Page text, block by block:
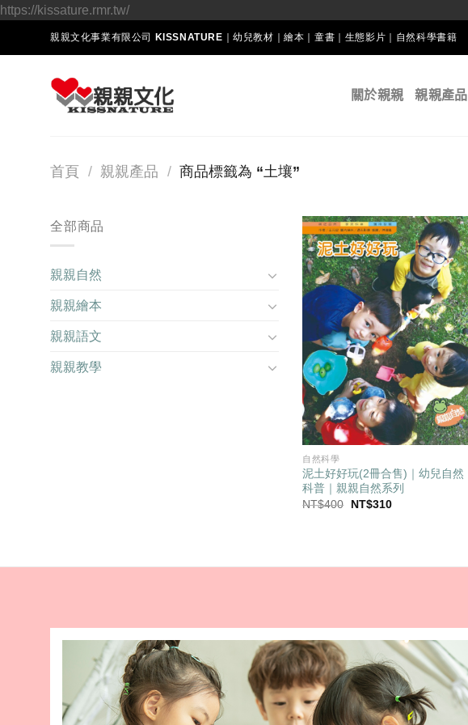
https://kissature.rmr.tw/Skip
to
親親文化事業有限公司 KISSNATURE｜幼兒教材｜繪本｜童書｜生態影片｜自然科學書籍
關於親親 親親產品
首頁 / 親親產品 / 商品標籤為 “土壤”
全部商品
親親自然
親親繪本
親親語文
親親教學
自然科學
泥土好好玩(2冊合售)｜幼兒自然
科普｜親親自然系列
NT$400
原
NT$310目